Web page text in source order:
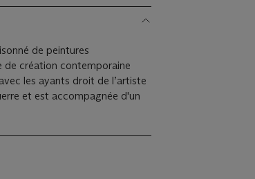
de peintures
de création contemporaine
les ayants droit de l’artiste
et est accompagnée d'un